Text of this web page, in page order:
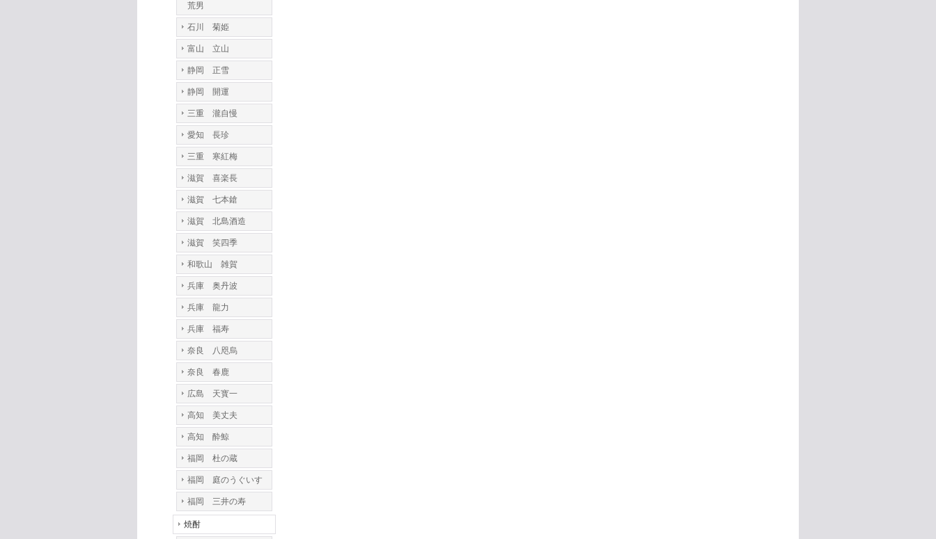
荒男
石川 菊姫
富山 立山
静岡 正雪
静岡 開運
三重 瀧自慢
愛知 長珍
三重 寒紅梅
滋賀 喜楽長
滋賀 七本鎗
滋賀 北島酒造
滋賀 笑四季
和歌山 雑賀
兵庫 奥丹波
兵庫 龍力
兵庫 福寿
奈良 八咫烏
奈良 春鹿
広島 天寳一
高知 美丈夫
高知 酔鯨
福岡 杜の蔵
福岡 庭のうぐいす
福岡 三井の寿
焼酎